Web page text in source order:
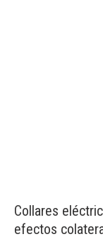
Collares
efectos